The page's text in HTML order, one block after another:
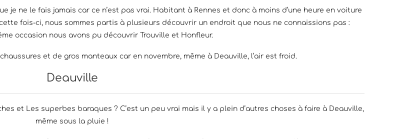
je ne le fais jamais car ce n’est pas vrai. Habitant à Rennes et donc à moins d’une heure en voiture
fois-ci, nous sommes partis à plusieurs découvrir un endroit que nous ne connaissions pas :
occasion nous avons pu découvrir Trouville et Honfleur.
et de gros manteaux car en novembre, même à Deauville, l’air est froid.
Deauville
et Les superbes baraques ? C’est un peu vrai mais il y a plein d’autres choses à faire à Deauville,
même sous la pluie !